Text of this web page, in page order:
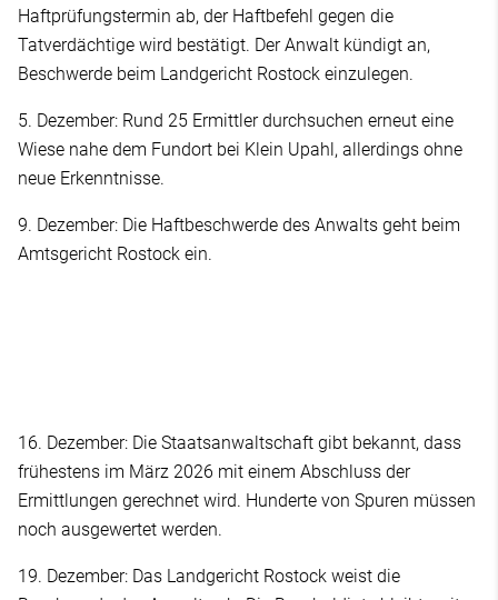
Haftprüfungstermin ab, der Haftbefehl gegen die
Tatverdächtige wird bestätigt. Der Anwalt kündigt an,
Beschwerde beim Landgericht Rostock einzulegen.
5. Dezember: Rund 25 Ermittler durchsuchen erneut eine
Wiese nahe dem Fundort bei Klein Upahl, allerdings ohne
neue Erkenntnisse.
9. Dezember: Die Haftbeschwerde des Anwalts geht beim
Amtsgericht Rostock ein.
16. Dezember: Die Staatsanwaltschaft gibt bekannt, dass
frühestens im März 2026 mit einem Abschluss der
Ermittlungen gerechnet wird. Hunderte von Spuren müssen
noch ausgewertet werden.
19. Dezember: Das Landgericht Rostock weist die